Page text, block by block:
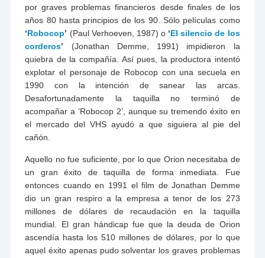
por graves problemas financieros desde finales de los
años 80 hasta principios de los 90. Sólo películas como
‘Robocop’ (Paul Verhoeven, 1987) o ‘El silencio de los
corderos’ (Jonathan Demme, 1991) impidieron la
quiebra de la compañía. Así pues, la productora intentó
explotar el personaje de Robocop con una secuela en
1990 con la intención de sanear las arcas.
Desafortunadamente la taquilla no terminó de
acompañar a ‘Robocop 2’, aunque su tremendo éxito en
el mercado del VHS ayudó a que siguiera al pie del
cañón.
Aquello no fue suficiente, por lo que Orion necesitaba de
un gran éxito de taquilla de forma inmediata. Fue
entonces cuando en 1991 el film de Jonathan Demme
dio un gran respiro a la empresa a tenor de los 273
millones de dólares de recaudación en la taquilla
mundial. El gran hándicap fue que la deuda de Orion
ascendía hasta los 510 millones de dólares, por lo que
aquel éxito apenas pudo solventar los graves problemas